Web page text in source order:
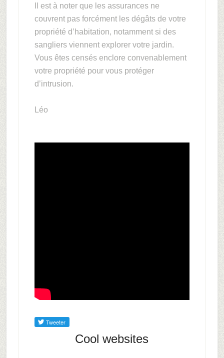
Il est à noter que les assurances ne
couvrent pas forcément les dégâts de votre
propriété d’habitation, notamment si des
sangliers viennent explorer votre jardin.
Vous êtes censés enclore convenablement
votre propriété pour vous protéger
d’intrusion.
Léo
Cool websites